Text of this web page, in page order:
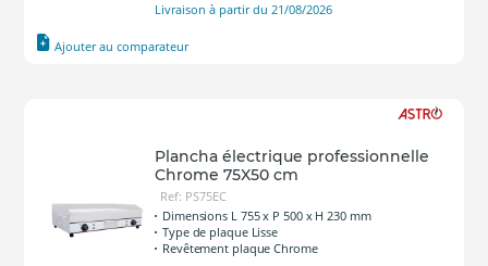
Livraison à partir du 21/08/2026
Ajouter au comparateur
Plancha électrique professionnelle
Chrome 75X50 cm
Ref: PS75EC
Dimensions L 755 x P 500 x H 230 mm
Type de plaque Lisse
Revêtement plaque Chrome